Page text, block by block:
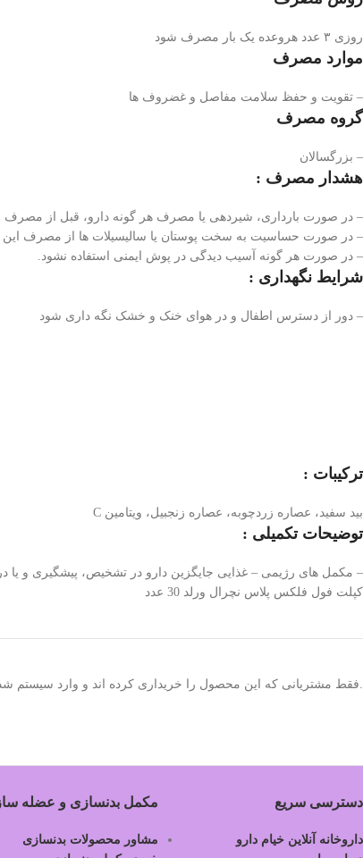
روزی ۳ عدد هروعده یک بار مصرف شود
موارد مصرف
– تقویت و حفظ سلامت مفاصل و غضروف ها
گروه مصرف
– بزرگسالان
هشدار مصرف :
– در صورت بارداری، شیردهی یا مصرف‌ هر گونه دارو، قبل از مصرف
– در صورت حساسیت به سخت‌ پوستان یا سالیسیلات‌ ها از مصرف این
– در صورت هر گونه آسیب دیدگی در پوش ایمنی استفاده نشود.
شرایط نگهداری :
– دور از دسترس اطفال و در هوای خنک و خشک نگه داری شود
ترکیبات :
بید سفید، عصاره زردچوبه، عصاره زنجبیل، ویتامین C
توضیحات تکمیلی :
– مکمل های رژیمی – غذایی جایگزین دارو در تشخیص، پیشگیری و یا
کپلت فول فلکس پلاس نچرال ورلد 30 عدد
.فقط مشتریانی که این محصول را خریداری کرده اند و وارد سیستم شده
دسترسی سریع
داروخانه آنلاین خیام دارو
مکمل بدنسازی و عضله
مشاور محصولات بدنسازی